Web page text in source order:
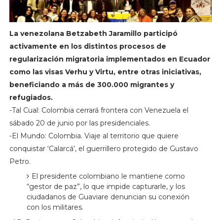
La venezolana Betzabeth Jaramillo participó
activamente en los distintos procesos de
regularización migratoria implementados en Ecuador
como las visas Verhu y Virtu, entre otras iniciativas,
beneficiando a más de 300.000 migrantes y
refugiados.
-Tal Cual: Colombia cerrará frontera con Venezuela el
sábado 20 de junio por las presidenciales.
-El Mundo: Colombia. Viaje al territorio que quiere
conquistar ‘Calarcá’, el guerrillero protegido de Gustavo
Petro.
El presidente colombiano le mantiene como
“gestor de paz”, lo que impide capturarle, y los
ciudadanos de Guaviare denuncian su conexión
con los militares.